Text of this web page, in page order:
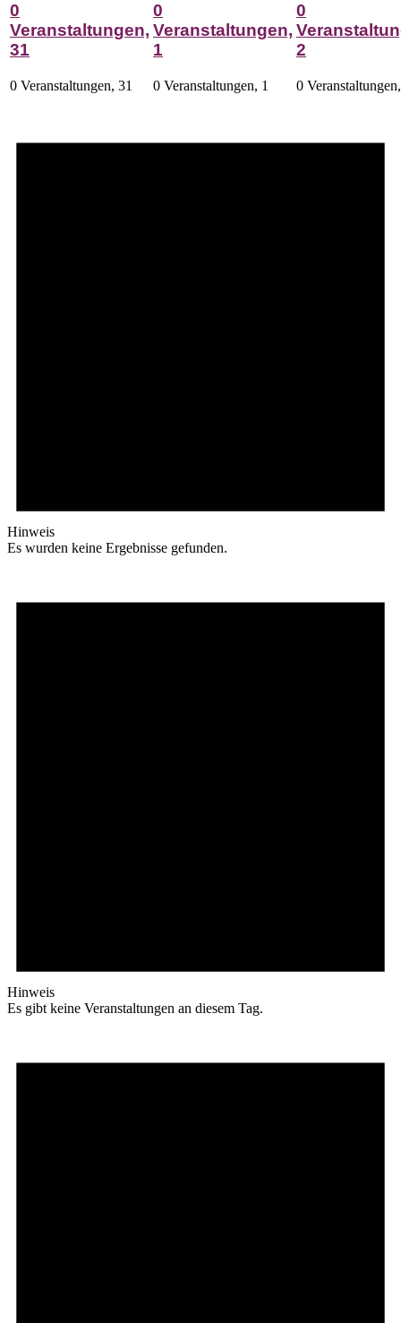
0
Veranstaltungen,
31
0 Veranstaltungen, 31
0
Veranstaltungen,
1
0 Veranstaltungen, 1
0
2
0
Hinweis
Es wurden keine Ergebnisse gefunden.
Hinweis
Es gibt keine Veranstaltungen an diesem Tag.